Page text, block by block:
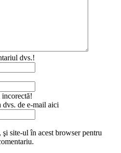
dvs.!
dvs. de e-mail aici
site-ul în acest browser pentru